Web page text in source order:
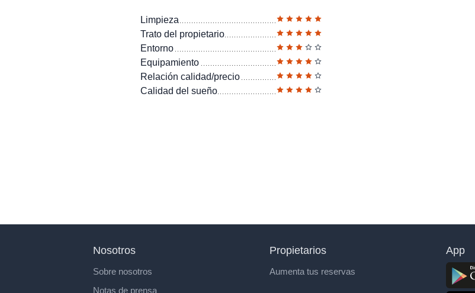
Limpieza
Trato del propietario
Entorno
Equipamiento
Relación calidad/precio
Calidad del sueño
Nosotros
Sobre nosotros
Notas de prensa
Propietarios
Aumenta tus reservas
App